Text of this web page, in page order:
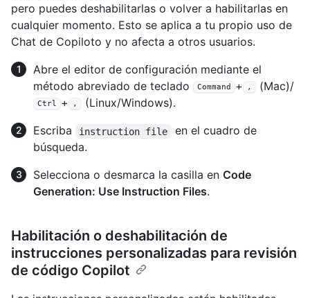
pero puedes deshabilitarlas o volver a habilitarlas en
cualquier momento. Esto se aplica a tu propio uso de
Chat de Copiloto y no afecta a otros usuarios.
Abre el editor de configuración mediante el
método abreviado de teclado
Command + , (Mac)/
Ctrl + ,
(Linux/Windows).
Escriba
instruction file
en el cuadro de
búsqueda.
Selecciona o desmarca la casilla en Code
Generation: Use Instruction Files.
Habilitación o deshabilitación de
instrucciones personalizadas para revisión
de código Copilot